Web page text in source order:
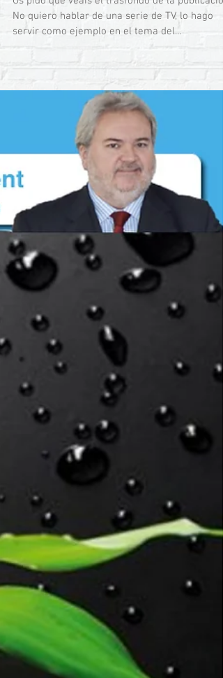
Sorprendente
Os pido que veáis el trasfondo de la
servir como ejemplo en el tema del...